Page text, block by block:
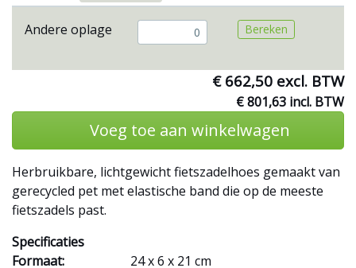
Herbruikbare, lichtgewicht fietszadelhoes gemaakt van
gerecycled pet met elastische band die op de meeste
fietszadels past.
Specificaties
Formaat:
24 x 6 x 21 cm
Andere oplage Bereken
€ 662,50 excl. BTW
€ 801,63 incl. BTW
Voeg toe aan winkelwagen